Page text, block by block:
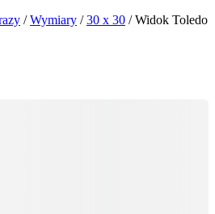
/Wymiary /30 x 30 / Widok Toledo